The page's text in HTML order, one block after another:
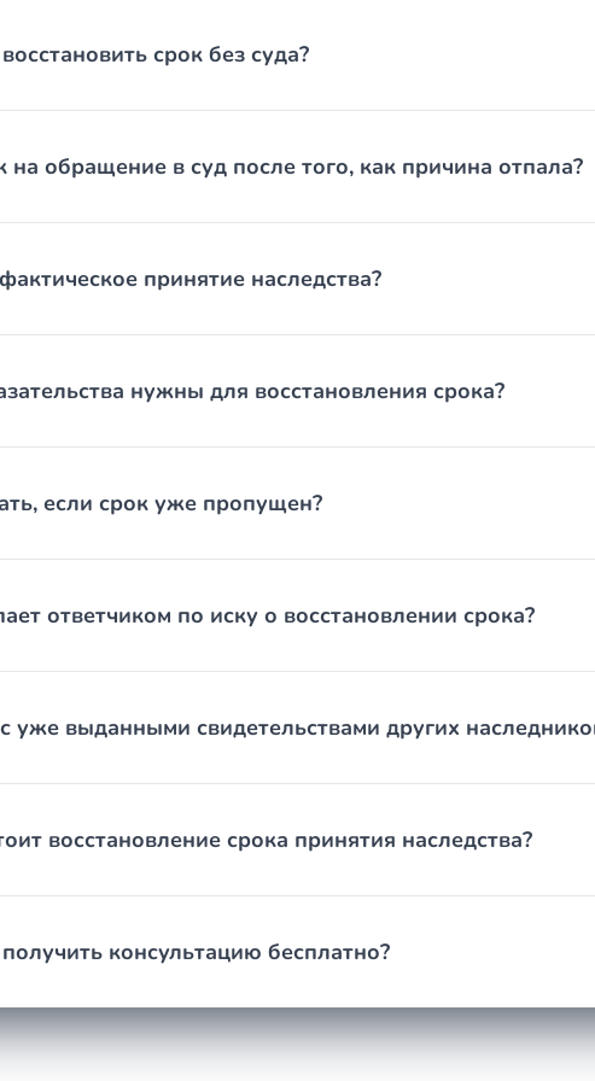
заниматься оформлением уважительными причинами не
1153 Гражданского кодекса РФ предусматривает
погашение долгов наследодателя, обеспечение сохранности
в суд нужно в течение шести месяцев после того, как
и при необходимости признаёт прежние свидетельства
с составом ответчиков. Грамотная подготовка позиции с
влияет на исход. Обычно требуются:
родство или завещание;
сведения о его составе;
документы при ссылке на болезнь или отъезд;
подтверждающие неосведомлённость;
нужны в вашей ситуации, и правильно их оформить.
край
срок без суда?
на обращение в суд после того, как причина отпала?
принятие наследства?
нужны для восстановления срока?
если срок уже пропущен?
ответчиком по иску о восстановлении срока?
уже выданными свидетельствами других
восстановление срока принятия наследства?
консультацию бесплатно?